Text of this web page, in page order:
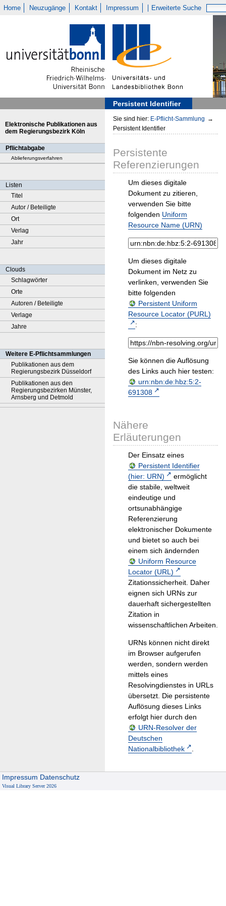
Home Neuzugänge Kontakt Impressum Erweiterte Suche
Persistent Identifier
Elektronische Publikationen aus
dem Regierungsbezirk Köln
Pflichtabgabe
Ablieferungsverfahren
Listen
Titel
Autor / Beteiligte
Ort
Verlag
Jahr
Clouds
Schlagwörter
Orte
Autoren / Beteiligte
Verlage
Jahre
Weitere E-Pflichtsammlungen
Publikationen aus dem
Regierungsbezirk Düsseldorf
Publikationen aus den
Regierungsbezirken Münster,
Arnsberg und Detmold
Sie sind hier: E-Pflicht-Sammlung →
Persistent Identifier
Persistente
Referenzierungen
Um dieses digitale
Dokument zu zitieren,
verwenden Sie bitte
folgenden Uniform
Resource Name (URN)
Um dieses digitale
Dokument im Netz zu
verlinken, verwenden Sie
bitte folgenden
Persistent Uniform
Resource Locator (PURL)
:
Sie können die Auflösung
des Links auch hier testen:
urn:nbn:de:hbz:5:2-
691308
Nähere
Erläuterungen
Der Einsatz eines
Persistent Identifier
(hier: URN)
ermöglicht
die stabile, weltweit
eindeutige und
ortsunabhängige
Referenzierung
elektronischer Dokumente
und bietet so auch bei
einem sich ändernden
Uniform Resource
Locator (URL)
Zitationssicherheit. Daher
eignen sich URNs zur
dauerhaft sichergestellten
Zitation in
wissenschaftlichen Arbeiten.
URNs können nicht direkt
im Browser aufgerufen
werden, sondern werden
mittels eines
Resolvingdienstes in URLs
übersetzt. Die persistente
Auflösung dieses Links
erfolgt hier durch den
URN-Resolver der
Deutschen
Nationalbibliothek
.
Impressum Datenschutz
Visual Library Server 2026